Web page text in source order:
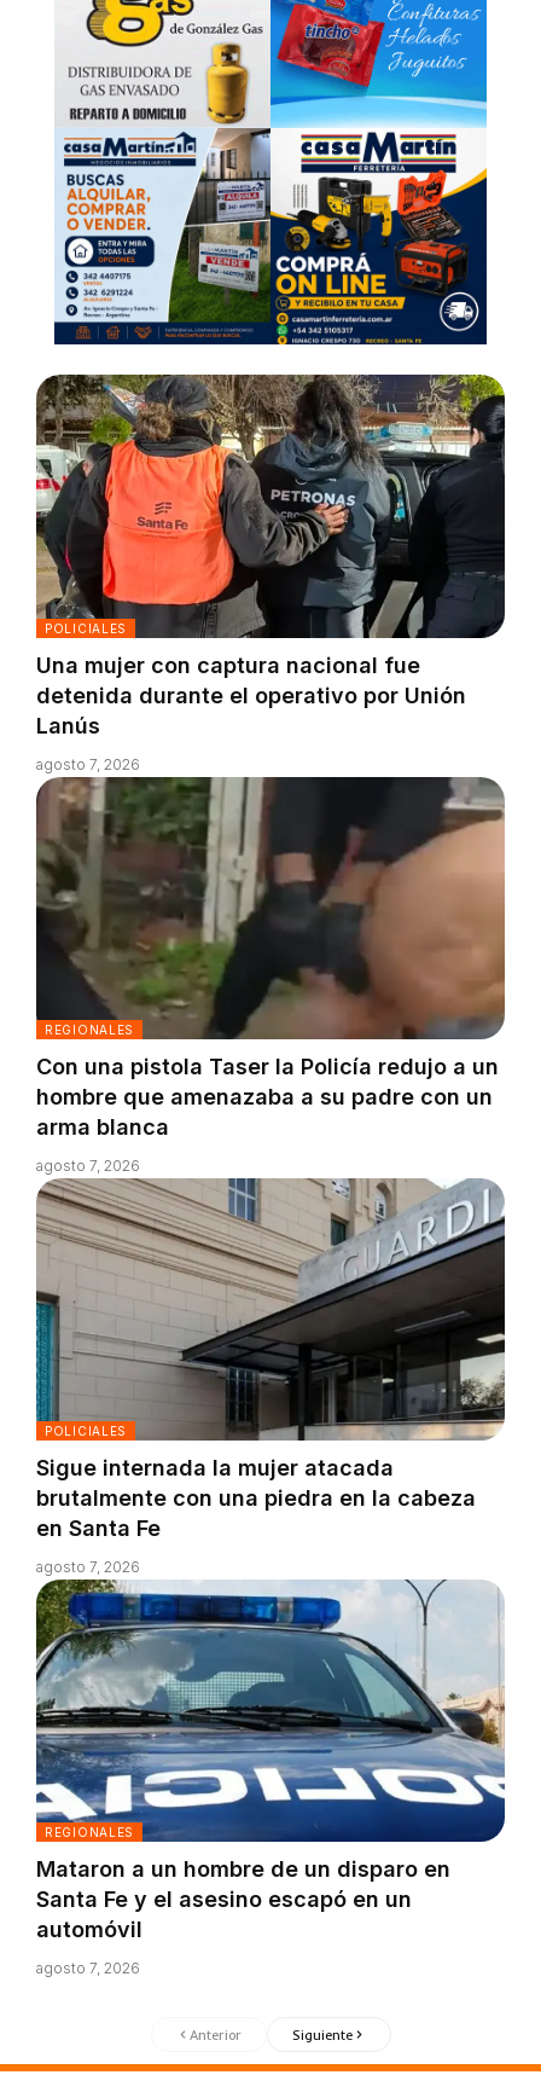
POLICIALES
Una mujer con captura nacional fue
detenida durante el operativo por Unión
Lanús
agosto 7, 2026
REGIONALES
Con una pistola Taser la Policía redujo a un
hombre que amenazaba a su padre con un
arma blanca
agosto 7, 2026
POLICIALES
Sigue internada la mujer atacada
brutalmente con una piedra en la cabeza
en Santa Fe
agosto 7, 2026
REGIONALES
Mataron a un hombre de un disparo en
Santa Fe y el asesino escapó en un
automóvil
agosto 7, 2026
Anterior Siguiente